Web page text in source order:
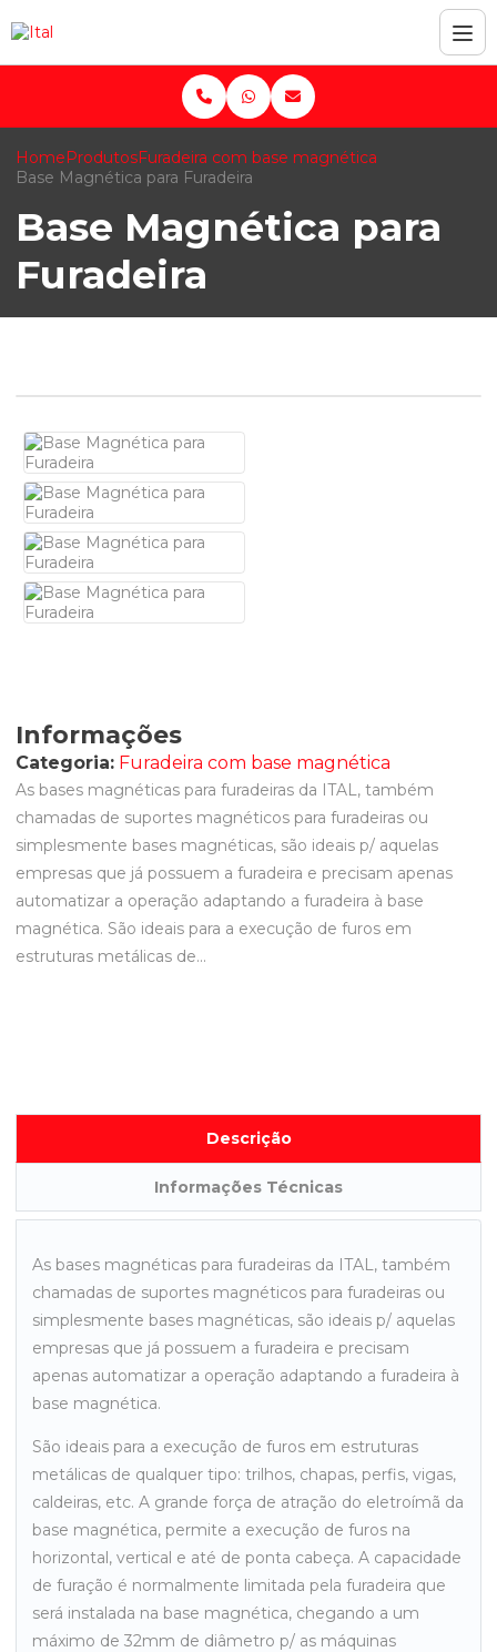
HomeProdutosFuradeira com base magnética
Base Magnética para Furadeira
Base Magnética para
Furadeira
Informações
Categoria: Furadeira com base magnética
As bases magnéticas para furadeiras da ITAL, também
chamadas de suportes magnéticos para furadeiras ou
simplesmente bases magnéticas, são ideais p/ aquelas
empresas que já possuem a furadeira e precisam apenas
automatizar a operação adaptando a furadeira à base
magnética. São ideais para a execução de furos em
estruturas metálicas de...
Descrição
Informações Técnicas
As bases magnéticas para furadeiras da ITAL, também
chamadas de suportes magnéticos para furadeiras ou
simplesmente bases magnéticas, são ideais p/ aquelas
empresas que já possuem a furadeira e precisam
apenas automatizar a operação adaptando a furadeira à
base magnética.
São ideais para a execução de furos em estruturas
metálicas de qualquer tipo: trilhos, chapas, perfis, vigas,
caldeiras, etc. A grande força de atração do eletroímã da
base magnética, permite a execução de furos na
horizontal, vertical e até de ponta cabeça. A capacidade
de furação é normalmente limitada pela furadeira que
será instalada na base magnética, chegando a um
máximo de 32mm de diâmetro p/ as máquinas